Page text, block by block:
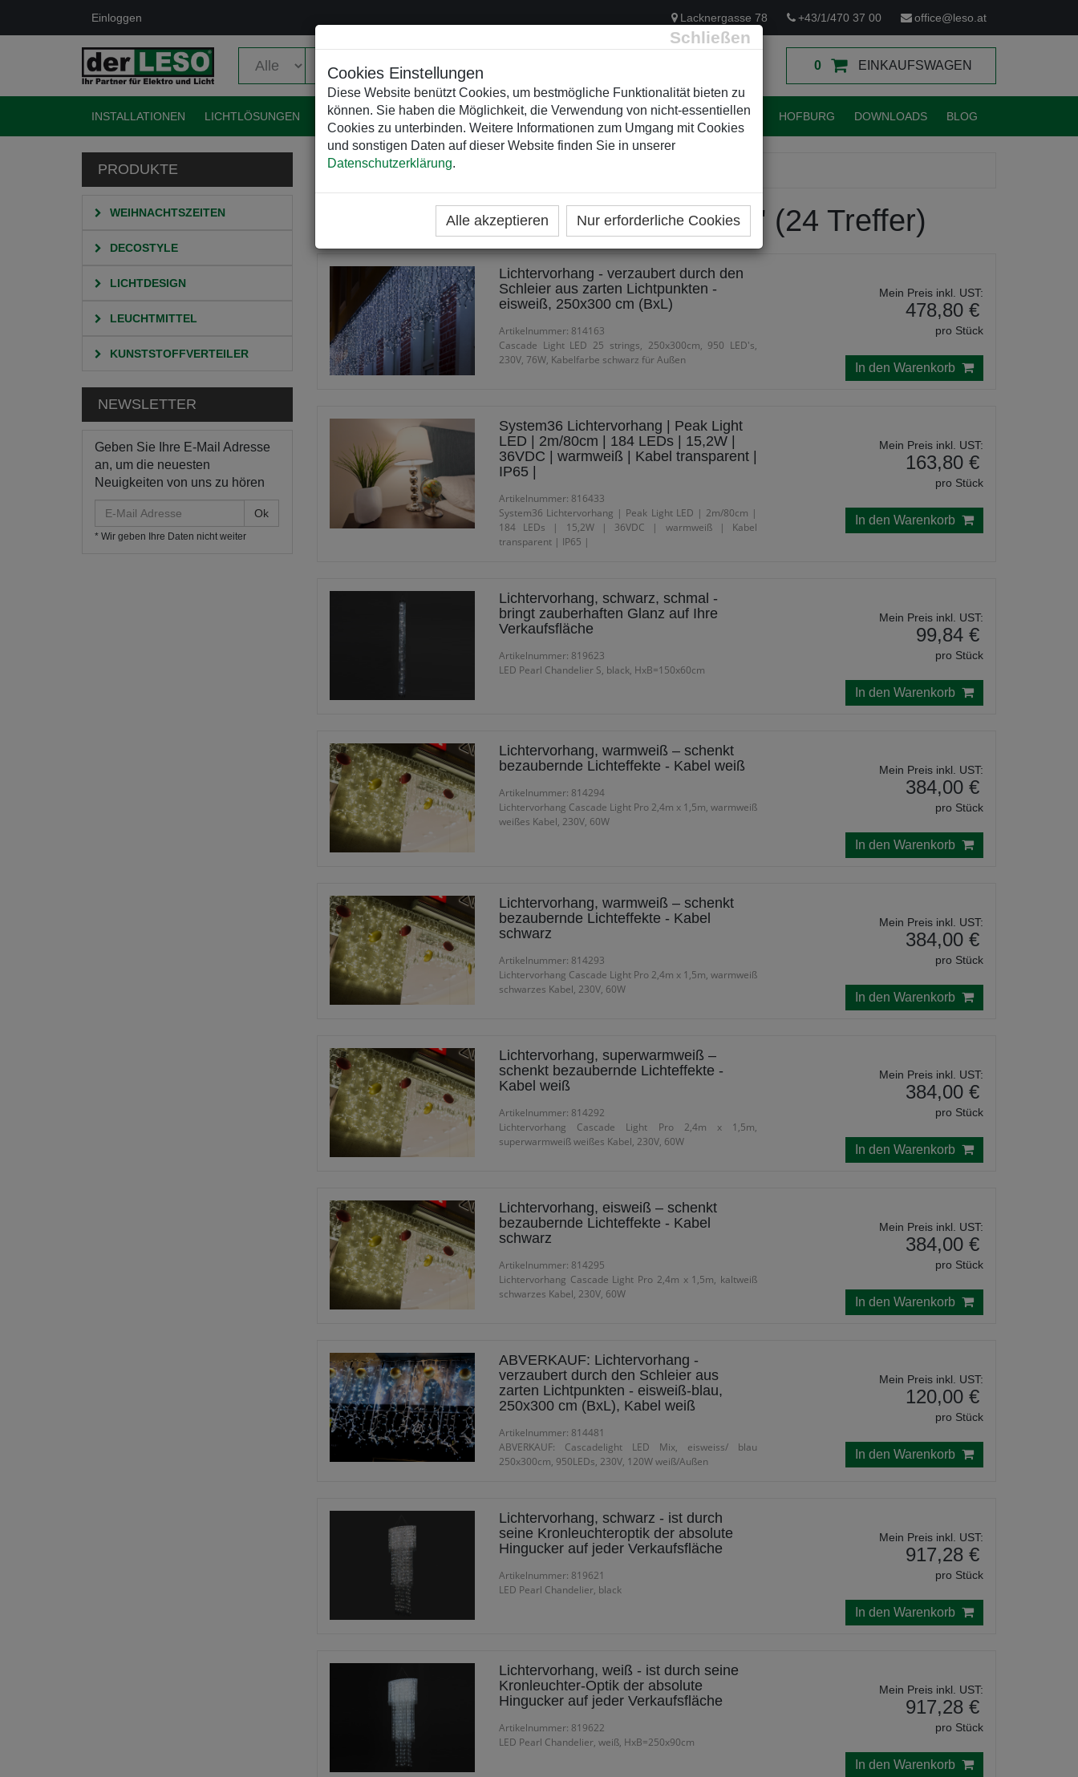
Schließen
Cookies Einstellungen
Diese Website benützt Cookies, um bestmögliche Funktionalität bieten zu
können. Sie haben die Möglichkeit, die Verwendung von nicht-essentiellen
Cookies zu unterbinden. Weitere Informationen zum Umgang mit Cookies
und sonstigen Daten auf dieser Website finden Sie in unserer
Datenschutzerklärung.
Alle akzeptieren Nur erforderliche Cookies
Einloggen Lacknergasse 78 +43/1/470 37 00 office@leso.at
0 EINKAUFSWAGEN
INSTALLATIONEN LICHTLÖSUNGEN EVENTELEKTRIK KUNSTSTOFFVERTEILER WEIHNACHTSBELEUCHTUNGEN HOFBURG DOWNLOADS BLOG
PRODUKTE
WEIHNACHTSZEITEN
DECOSTYLE
LICHTDESIGN
LEUCHTMITTEL
KUNSTSTOFFVERTEILER
NEWSLETTER
Geben Sie Ihre E-Mail Adresse
an, um die neuesten
Neuigkeiten von uns zu hören
Mail
Adresse
* Wir geben Ihre Daten nicht weiter
HOME KATEGORIEN
Suchergebnis für 'lichtervorhang' (24 Treffer)
Lichtervorhang - verzaubert durch den
Schleier aus zarten Lichtpunkten -
eisweiß, 250x300 cm (BxL)
Artikelnummer: 814163
Cascade Light LED 25 strings, 250x300cm, 950 LED's,
230V, 76W, Kabelfarbe schwarz für Außen
Mein Preis inkl. UST:
478,80 €
pro Stück
In den Warenkorb
System36 Lichtervorhang | Peak Light
LED | 2m/80cm | 184 LEDs | 15,2W |
36VDC | warmweiß | Kabel transparent |
IP65 |
Artikelnummer: 816433
System36 Lichtervorhang | Peak Light LED | 2m/80cm |
184 LEDs | 15,2W | 36VDC | warmweiß | Kabel
transparent | IP65 |
Mein Preis inkl. UST:
163,80 €
pro Stück
In den Warenkorb
Lichtervorhang, schwarz, schmal -
bringt zauberhaften Glanz auf Ihre
Verkaufsfläche
Artikelnummer: 819623
LED Pearl Chandelier S, black, HxB=150x60cm
Mein Preis inkl. UST:
99,84 €
pro Stück
In den Warenkorb
Lichtervorhang, warmweiß – schenkt
bezaubernde Lichteffekte - Kabel weiß
Artikelnummer: 814294
Lichtervorhang Cascade Light Pro 2,4m x 1,5m, warmweiß
weißes Kabel, 230V, 60W
Mein Preis inkl. UST:
384,00 €
pro Stück
In den Warenkorb
Lichtervorhang, warmweiß – schenkt
bezaubernde Lichteffekte - Kabel
schwarz
Artikelnummer: 814293
Lichtervorhang Cascade Light Pro 2,4m x 1,5m, warmweiß
schwarzes Kabel, 230V, 60W
Mein Preis inkl. UST:
384,00 €
pro Stück
In den Warenkorb
Lichtervorhang, superwarmweiß –
schenkt bezaubernde Lichteffekte -
Kabel weiß
Artikelnummer: 814292
Lichtervorhang Cascade Light Pro 2,4m x 1,5m,
superwarmweiß weißes Kabel, 230V, 60W
Mein Preis inkl. UST:
384,00 €
pro Stück
In den Warenkorb
Lichtervorhang, eisweiß – schenkt
bezaubernde Lichteffekte - Kabel
schwarz
Artikelnummer: 814295
Lichtervorhang Cascade Light Pro 2,4m x 1,5m, kaltweiß
schwarzes Kabel, 230V, 60W
Mein Preis inkl. UST:
384,00 €
pro Stück
In den Warenkorb
ABVERKAUF: Lichtervorhang -
verzaubert durch den Schleier aus
zarten Lichtpunkten - eisweiß-blau,
250x300 cm (BxL), Kabel weiß
Artikelnummer: 814481
ABVERKAUF: Cascadelight LED Mix, eisweiss/ blau
250x300cm, 950LEDs, 230V, 120W weiß/Außen
Mein Preis inkl. UST:
120,00 €
pro Stück
In den Warenkorb
Lichtervorhang, schwarz - ist durch
seine Kronleuchteroptik der absolute
Hingucker auf jeder Verkaufsfläche
Artikelnummer: 819621
LED Pearl Chandelier, black
Mein Preis inkl. UST:
917,28 €
pro Stück
In den Warenkorb
Lichtervorhang, weiß - ist durch seine
Kronleuchter-Optik der absolute
Hingucker auf jeder Verkaufsfläche
Artikelnummer: 819622
LED Pearl Chandelier, weiß, HxB=250x90cm
Mein Preis inkl. UST:
917,28 €
pro Stück
In den Warenkorb